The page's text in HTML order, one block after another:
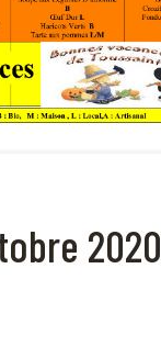
2020